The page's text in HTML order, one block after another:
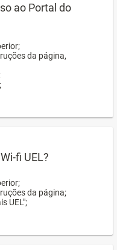
ao Portal do
da página,
fi UEL?
da página;
UEL";